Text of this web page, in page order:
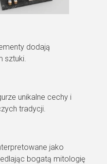
dodają
sztuki.
unikalne cechy i
tradycji.
jako
bogatą mitologię